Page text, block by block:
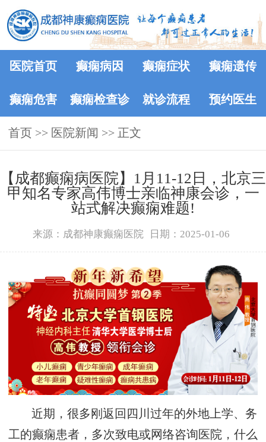
医院首页 癫痫病因 癫痫症状 癫痫遗传
癫痫危害 癫痫检查诊
断
就诊流程 预约医生
首页 >> 医院新闻 >> 正文
【成都癫痫病医院】1月11-12日，北京三
甲知名专家高伟博士亲临神康会诊，一
站式解决癫痫难题!
来源：成都神康癫痫医院 日期：2025-01-06
近期，很多刚返回四川过年的外地上学、务
工的癫痫患者，多次致电或网络咨询医院，什么